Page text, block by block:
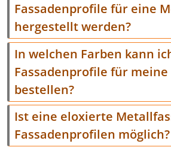
Fassadenprofile für eine
hergestellt werden?
In welchen Farben kann
Fassadenprofile für
bestellen?
Ist eine eloxierte
Fassadenprofilen möglich?